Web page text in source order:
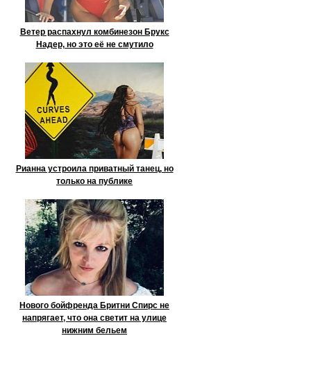
Ветер распахнул комбинезон Брукс
Надер, но это её не смутило
Рианна устроила приватный танец, но
только на публике
Нового бойфренда Бритни Спирс не
напрягает, что она светит на улице
нижним бельем